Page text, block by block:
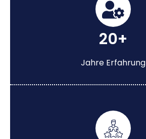
20+
Jahre Erfahrung